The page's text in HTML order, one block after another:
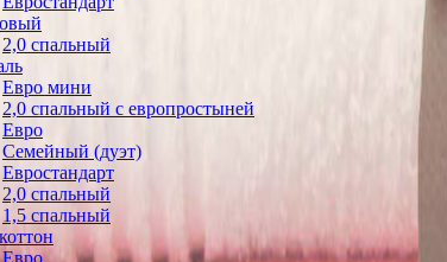
2,0 спальный
Евро мини
2,0 спальный с европростыней
Евро
Семейный (дуэт)
Евростандарт
2,0 спальный
1,5 спальный